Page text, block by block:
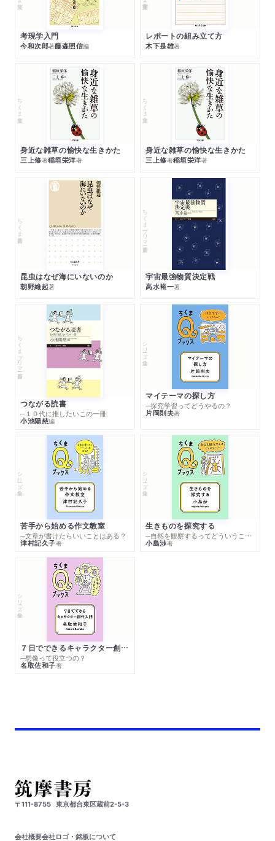
考現学入門
今和次郎著藤森照信編
レポートの組み立て方
木下是雄著
ちくま文庫
身近な雑草の愉快な生きかた
三上修著稲垣栄洋著
ちくま文庫
身近な雑草の愉快な生きかた
三上修著稲垣栄洋著
ちくま新書
昆虫はなぜ海にいないのか
朝野維起著
ちくまプリマー新書
宇宙最強物質決定戦
高水裕一著
ちくまプリマー新書
つながる読書
─１０代に推したいこの一冊
小池陽慈編
シリーズ・全集
マイテーマの探し方
─探究学習ってどうやるの？
片岡則夫著
シリーズ・全集
苦手から始める作文教室
─文章が書けたらいいことはある？
津村記久子著
シリーズ・全集
生きものを探究する
─自然を観察するってどういうこと？
小島渉著
シリーズ・全集
７日でできるキャラクター創作入門
─想像って役立つの？
名取佐和子著
〒111-8755 東京都台東区蔵前2-5-3
会社概要会社ロゴ・銘板について